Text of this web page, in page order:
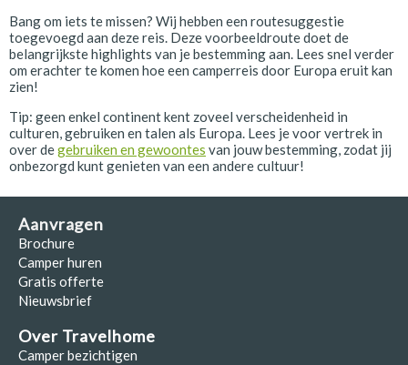
Bang om iets te missen? Wij hebben een routesuggestie
toegevoegd aan deze reis. Deze voorbeeldroute doet de
belangrijkste highlights van je bestemming aan. Lees snel verder
om erachter te komen hoe een camperreis door Europa eruit kan
zien!
Tip: geen enkel continent kent zoveel verscheidenheid in
culturen, gebruiken en talen als Europa. Lees je voor vertrek in
over degebruiken en gewoontes van jouw bestemming, zodat jij
onbezorgd kunt genieten van een andere cultuur!
Aanvragen
Brochure
Camper huren
Gratis offerte
Nieuwsbrief
Over Travelhome
Camper bezichtigen